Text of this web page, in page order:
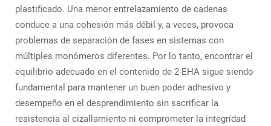
plastificado. Una menor entrelazamiento de cadenas
conduce a una cohesión más débil y, a veces, provoca
problemas de separación de fases en sistemas con
múltiples monómeros diferentes. Por lo tanto, encontrar el
equilibrio adecuado en el contenido de 2-EHA sigue siendo
fundamental para mantener un buen poder adhesivo y
desempeño en el desprendimiento sin sacrificar la
resistencia al cizallamiento ni comprometer la integridad